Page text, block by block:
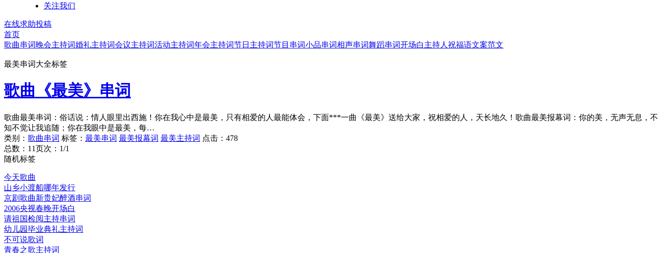
关注我们
在线求助投稿
首页
歌曲串词晚会主持词婚礼主持词会议主持词活动主持词年会主持词节日主持词节目串词小品串词相声串词舞蹈串词开场白主持人 祝福语文案范文
最美串词大全标签
歌曲《最美》串词
歌曲最美串词：俗话说：情人眼里出西施！你在我心中是最美，只有相爱的人最能体会，下面***一曲《最美》送给大家，祝相爱的人，天长地久！歌曲最美报幕词：你的美，无声无息，不
知不觉让我追随；你在我眼中是最美，每…
类别： 歌曲串词 标签： 最美串词 最美报幕词 最美主持词 点击： 478
总数：1 1页次：1/1
随机标签
今天歌曲
山乡小渡船哪年发行
京剧歌曲新贵妃醉酒串词
2006央视春晚开场白
请祖国检阅主持串词
幼儿园毕业典礼主持词
不可说歌词
青春之歌主持词